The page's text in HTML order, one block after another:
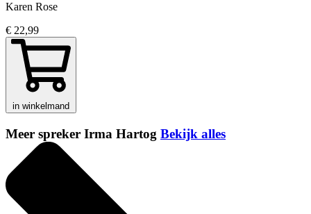
Karen Rose
€ 22,99
in winkelmand
Meer spreker Irma Hartog Bekijk alles